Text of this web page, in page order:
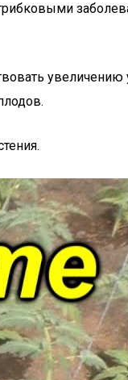
увеличению